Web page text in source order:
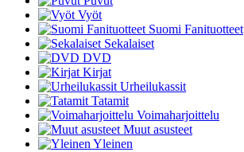
Vyöt
Suomi Fanituotteet
Sekalaiset
DVD
Kirjat
Urheilukassit
Tatamit
Voimaharjoittelu
Muut asusteet
Yleinen